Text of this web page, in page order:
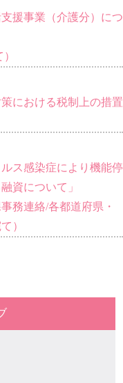
援事業（介護分）につ
における税制上の措置
ス感染症により機能停
資について」
務連絡/各都道府県・
）